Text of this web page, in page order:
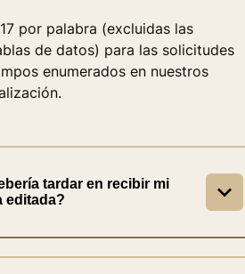
por palabra (excluidas las
de datos) para las solicitudes
enumerados en nuestros
tardar en recibir mi
editada?